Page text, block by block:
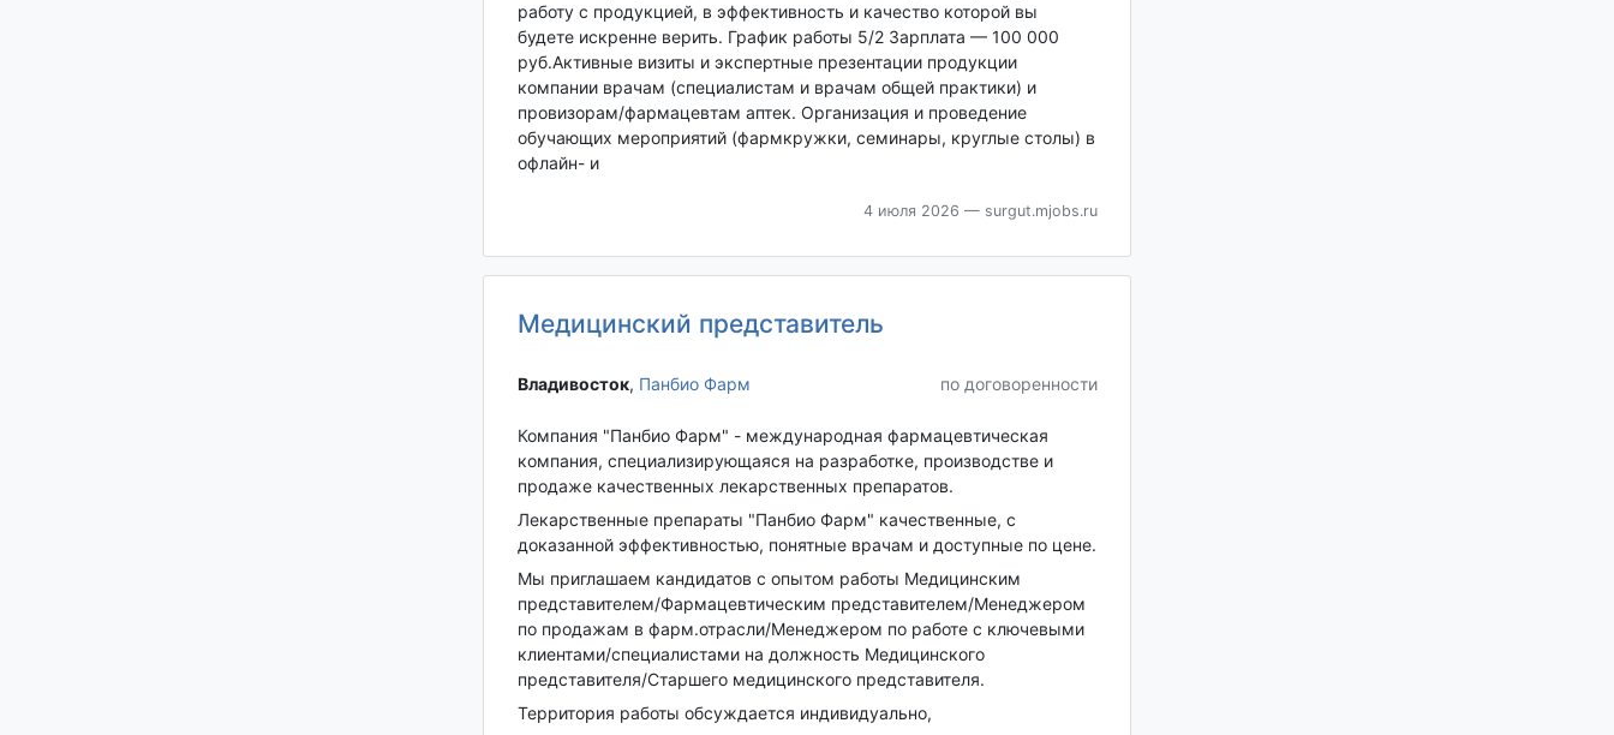
работу с продукцией, в эффективность и качество которой вы
будете искренне верить. График работы 5/2 Зарплата — 100 000
руб.Активные визиты и экспертные презентации продукции
компании врачам (специалистам и врачам общей практики) и
провизорам/фармацевтам аптек. Организация и проведение
обучающих мероприятий (фармкружки, семинары, круглые столы) в
офлайн- и
4 июля 2026 — surgut.mjobs.ru
Медицинский представитель
Владивосток‎, Панбио Фарм по договоренности
Компания "Панбио Фарм" - международная фармацевтическая
компания, специализирующаяся на разработке, производстве и
продаже качественных лекарственных препаратов.
Лекарственные препараты "Панбио Фарм" качественные, с
доказанной эффективностью, понятные врачам и доступные по цене.
Мы приглашаем кандидатов с опытом работы Медицинским
представителем/Фармацевтическим представителем/Менеджером
по продажам в фарм.отрасли/Менеджером по работе с ключевыми
клиентами/специалистами на должность Медицинского
представителя/Старшего медицинского представителя.
Территория работы обсуждается индивидуально,